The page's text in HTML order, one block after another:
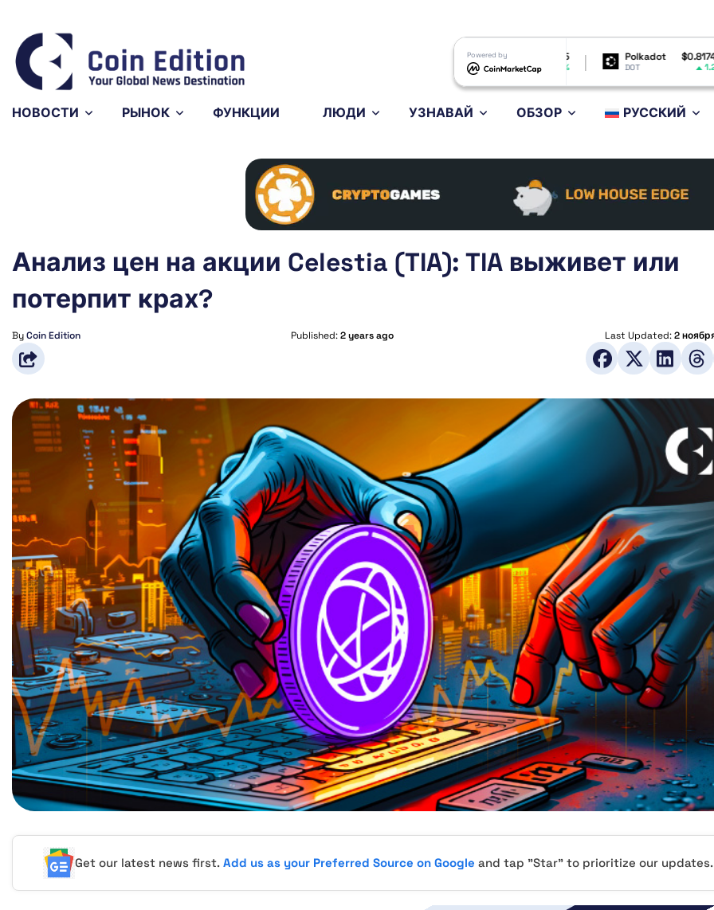
Powered by
Solana $76.12
SOL 3.91%
Avalanche
AVAX
$0.000005
1.1%
Polkadot $0.817409
DOT 1.23% BTC
НОВОСТИ РЫНОК ФУНКЦИИ ЛЮДИ УЗНАВАЙ ОБЗОР РУССКИЙ
Анализ цен на акции Celestia (TIA): TIA выживет или
потерпит крах?
ByCoin Edition Published:2 years ago Last Updated:2
Get our latest news first.Add us as your Preferred Source on Google and tap "Star" to prioritize our updates.